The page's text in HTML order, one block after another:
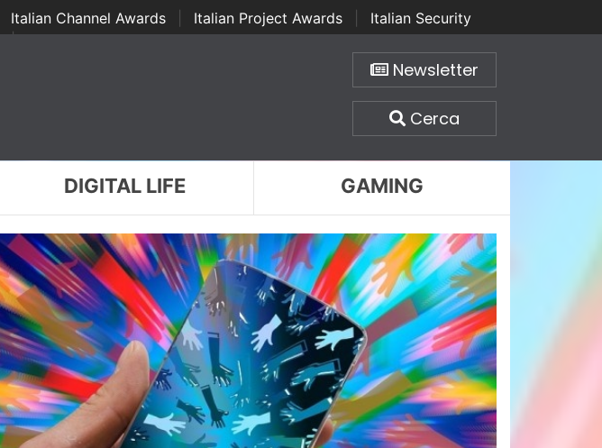
Italian Channel Awards Italian Project Awards
Italian Security
| ...
Newsletter
Cerca
DIGITAL LIFE GAMING